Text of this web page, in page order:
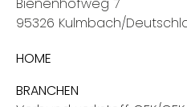
Bienenhofweg 7
95326 Kulmbach/
HOME
BRANCHEN